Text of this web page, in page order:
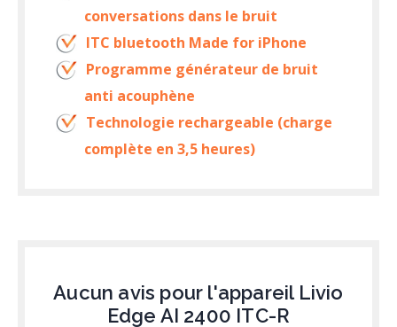
conversations dans le bruit
ITC bluetooth Made for iPhone
Programme générateur de bruit
anti acouphène
Technologie rechargeable (charge
complète en 3,5 heures)
Aucun avis pour l'appareil Livio
Edge AI 2400 ITC-R